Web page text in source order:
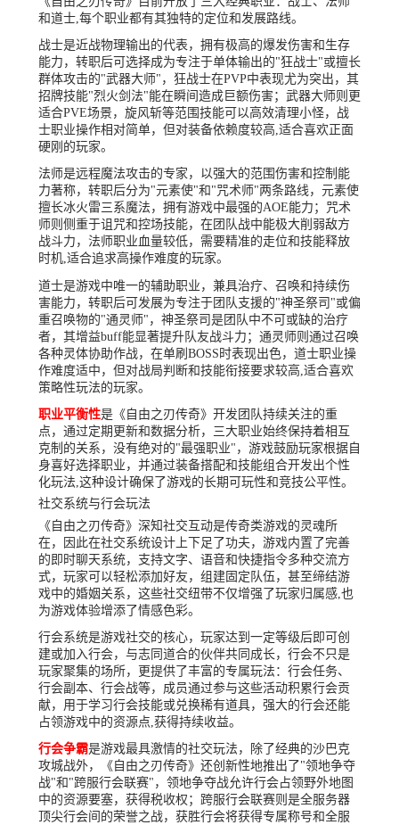
和道士,每个职业都有其独特的定位和发展路线。
战士是近战物理输出的代表，拥有极高的爆发伤害和生存
能力，转职后可选择成为专注于单体输出的"狂战士"或擅长
群体攻击的"武器大师"，狂战士在PVP中表现尤为突出，其
招牌技能"烈火剑法"能在瞬间造成巨额伤害；武器大师则更
适合PVE场景，旋风斩等范围技能可以高效清理小怪，战
士职业操作相对简单，但对装备依赖度较高,适合喜欢正面
硬刚的玩家。
法师是远程魔法攻击的专家，以强大的范围伤害和控制能
力著称，转职后分为"元素使"和"咒术师"两条路线，元素使
擅长冰火雷三系魔法，拥有游戏中最强的AOE能力；咒术
师则侧重于诅咒和控场技能，在团队战中能极大削弱敌方
战斗力，法师职业血量较低，需要精准的走位和技能释放
时机,适合追求高操作难度的玩家。
道士是游戏中唯一的辅助职业，兼具治疗、召唤和持续伤
害能力，转职后可发展为专注于团队支援的"神圣祭司"或偏
重召唤物的"通灵师"，神圣祭司是团队中不可或缺的治疗
者，其增益buff能显著提升队友战斗力；通灵师则通过召唤
各种灵体协助作战，在单刷BOSS时表现出色，道士职业操
作难度适中，但对战局判断和技能衔接要求较高,适合喜欢
策略性玩法的玩家。
职业平衡性是《自由之刃传奇》开发团队持续关注的重
点，通过定期更新和数据分析，三大职业始终保持着相互
克制的关系，没有绝对的"最强职业"，游戏鼓励玩家根据自
身喜好选择职业，并通过装备搭配和技能组合开发出个性
化玩法,这种设计确保了游戏的长期可玩性和竞技公平性。
社交系统与行会玩法
《自由之刃传奇》深知社交互动是传奇类游戏的灵魂所
在，因此在社交系统设计上下足了功夫，游戏内置了完善
的即时聊天系统，支持文字、语音和快捷指令多种交流方
式，玩家可以轻松添加好友，组建固定队伍，甚至缔结游
戏中的婚姻关系，这些社交纽带不仅增强了玩家归属感,也
为游戏体验增添了情感色彩。
行会系统是游戏社交的核心，玩家达到一定等级后即可创
建或加入行会，与志同道合的伙伴共同成长，行会不只是
玩家聚集的场所，更提供了丰富的专属玩法：行会任务、
行会副本、行会战等，成员通过参与这些活动积累行会贡
献，用于学习行会技能或兑换稀有道具，强大的行会还能
占领游戏中的资源点,获得持续收益。
行会争霸是游戏最具激情的社交玩法，除了经典的沙巴克
攻城战外，《自由之刃传奇》还创新性地推出了"领地争夺
战"和"跨服行会联赛"，领地争夺战允许行会占领野外地图
中的资源要塞，获得税收权；跨服行会联赛则是全服务器
顶尖行会间的荣誉之战，获胜行会将获得专属称号和全服